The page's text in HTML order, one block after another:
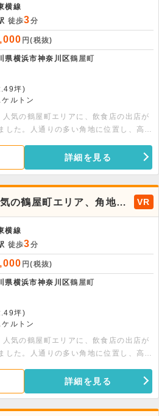
横線
徒歩3分
円(税抜)
県横浜市神奈川区鶴屋町
坪)
ルトン
気の鶴屋町エリアに、飲食店の出店が
した。人通りの多い角地に位置し、高い
と街並みに映える景観は店舗の存在感を
ジを重視する業態にもおすすめです。周
広い客層の取り込みが期待できます。視
備えた飲食可能物件となりますので、ご
問い合わせください。
詳細を見る
の鶴屋町エリア、角地で
能物件が出ました。
VR
横線
徒歩3分
円(税抜)
県横浜市神奈川区鶴屋町
坪)
ルトン
気の鶴屋町エリアに、飲食店の出店が
した。人通りの多い角地に位置し、高い
と街並みに映える景観は店舗の存在感を
ジを重視する業態にもおすすめです。周
詳細を見る